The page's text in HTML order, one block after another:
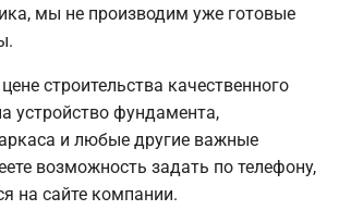
мы не производим уже готовые
строительства качественного
устройство фундамента,
и любые другие важные
возможность задать по телефону,
на сайте компании.